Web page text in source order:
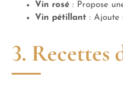
Vin rosé : Propose
Vin pétillant : Ajoute
3. Recettes